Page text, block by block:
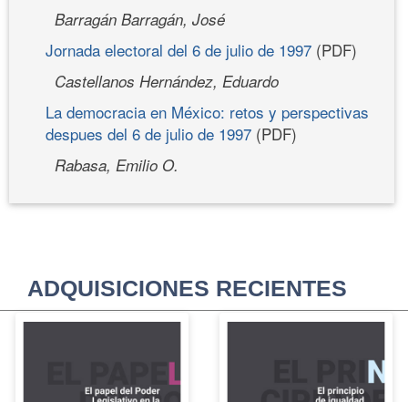
Barragán Barragán, José
Jornada electoral del 6 de julio de 1997 (PDF)
Castellanos Hernández, Eduardo
La democracia en México: retos y perspectivas
despues del 6 de julio de 1997 (PDF)
Rabasa, Emilio O.
ADQUISICIONES RECIENTES